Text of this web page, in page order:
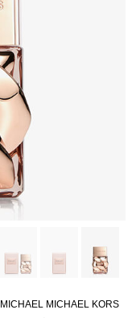
MICHAEL MICHAEL KORS